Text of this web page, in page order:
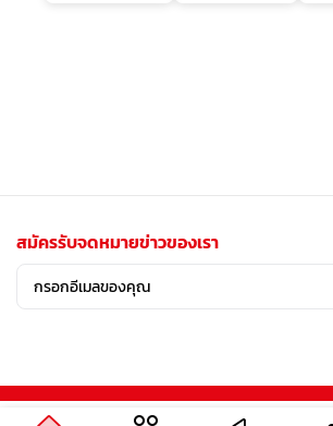
สมัครรับจดหมายข่าวของเรา